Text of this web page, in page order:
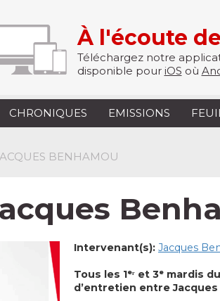
À l'écoute
Téléchargez notre
disponible pour iOS où
CHRONIQUES EMISSIONS
BENHAMOU
Intervenant(s): Jacques
Tous les 1ᵉʳ et 3ᵉ mardis
d’entretien entre